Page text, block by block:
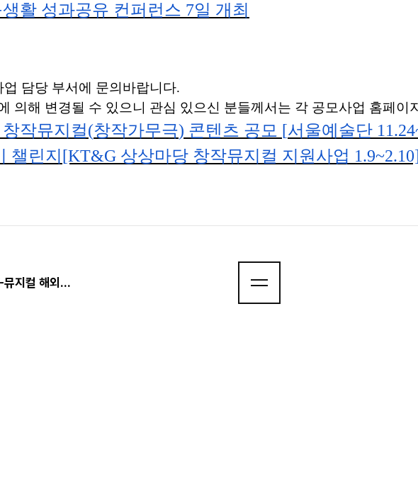
활 성과공유 컨퍼런스 7일 개최
담당 부서에 문의바랍니다.
의해 변경될 수 있으니 관심 있으신 분들께서는 각 공모사업 홈페이
작뮤지컬(창작가무극) 콘텐츠 공모 [서울예술단
챌린지 [KT&G 상상마당 창작뮤지컬 지원사업
[예술경영지원센터] 2023 K-뮤지컬 해외진출 통합 공모(~2.28.(화))